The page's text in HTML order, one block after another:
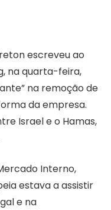
escreveu ao
na quarta-feira,
na remoção de
da empresa.
Israel e o Hamas,
Interno,
estava a assistir
e na